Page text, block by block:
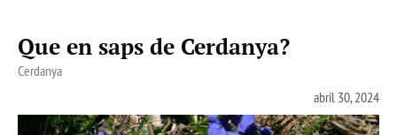
Que en saps de Cerdanya?
Cerdanya
abril 30, 2024